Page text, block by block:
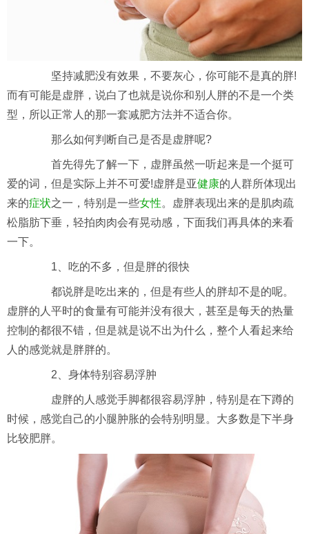
坚持减肥没有效果，不要灰心，你可能不是真的胖!
而有可能是虚胖，说白了也就是说你和别人胖的不是一个类
型，所以正常人的那一套减肥方法并不适合你。
那么如何判断自己是否是虚胖呢?
首先得先了解一下，虚胖虽然一听起来是一个挺可
爱的词，但是实际上并不可爱!虚胖是亚健康的人群所体现出
来的症状之一，特别是一些女性。虚胖表现出来的是肌肉疏
松脂肪下垂，轻拍肉肉会有晃动感，下面我们再具体的来看
一下。
1、吃的不多，但是胖的很快
都说胖是吃出来的，但是有些人的胖却不是的呢。
虚胖的人平时的食量有可能并没有很大，甚至是每天的热量
控制的都很不错，但是就是说不出为什么，整个人看起来给
人的感觉就是胖胖的。
2、身体特别容易浮肿
虚胖的人感觉手脚都很容易浮肿，特别是在下蹲的
时候，感觉自己的小腿肿胀的会特别明显。大多数是下半身
比较肥胖。